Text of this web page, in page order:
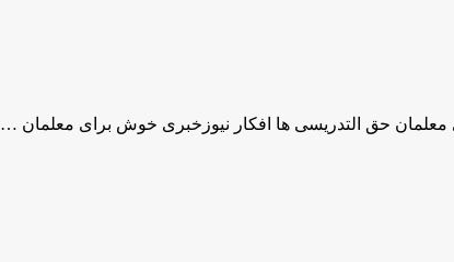
حق التدریسی ها افکار نیوزخبری خوش برای معلمان …